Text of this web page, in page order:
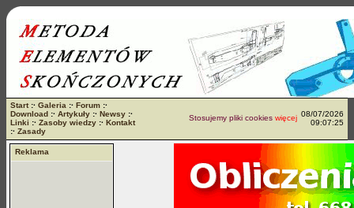
Start:· Galeria :· Forum :·
Download :· Artykuły :· Newsy :·
Linki :· Zasoby wiedzy :· Kontakt
:· Zasady
Stosujemy pliki cookieswięcej...
08/07/2026
09:07:25
Reklama